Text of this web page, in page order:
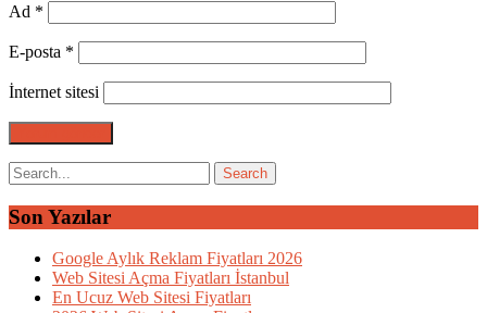
Ad *
E-posta *
İnternet sitesi
Son Yazılar
Google Aylık Reklam Fiyatları 2026
Web Sitesi Açma Fiyatları İstanbul
En Ucuz Web Sitesi Fiyatları